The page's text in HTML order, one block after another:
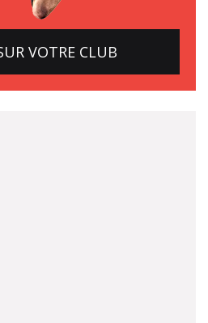
VOTRE CLUB